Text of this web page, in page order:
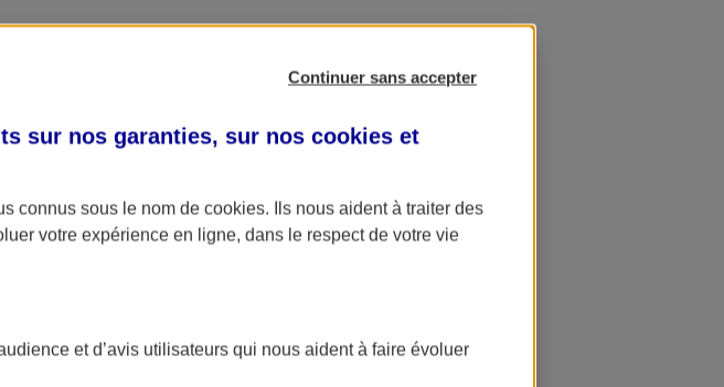
Continuer sans accepter
sur nos garanties, sur nos cookies et
connus sous le nom de cookies. Ils nous aident à traiter des
votre expérience en ligne, dans le respect de votre vie
et d’avis utilisateurs qui nous aident à faire évoluer